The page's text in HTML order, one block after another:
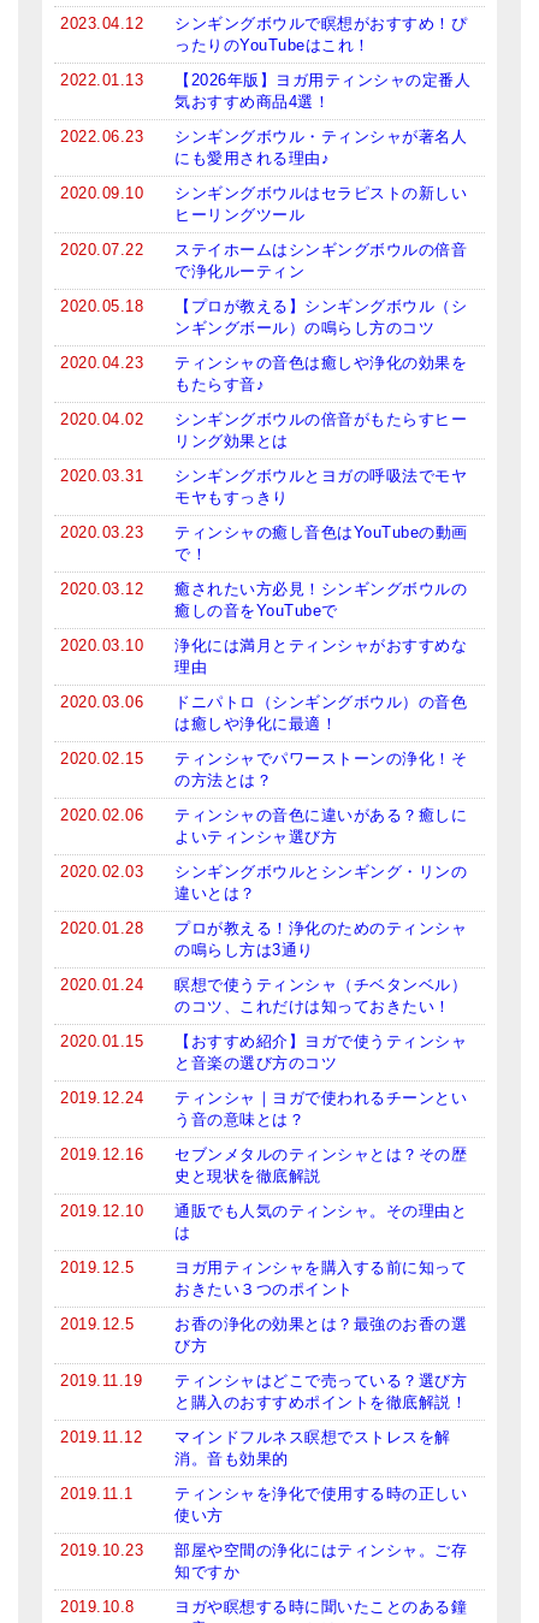
亡命チベット人尼僧のお守り・チャーム
チベット・マントラ・ヒーリングCD
ギフトラッピング
シンギングボウル講座
倍音呼吸法レッスン
上級講座
ビギナー講師・養成講座
アマナマナとは
About Us
お客様の声
ブログ
特商法の表記
2023.04.12
シンギングボウルで瞑想がおすすめ！ぴ
ったりのYouTubeはこれ！
2022.01.13
【2026年版】ヨガ用ティンシャの定番人
気おすすめ商品4選！
2022.06.23
シンギングボウル・ティンシャが著名人
にも愛用される理由♪
2020.09.10
シンギングボウルはセラピストの新しい
ヒーリングツール
2020.07.22
ステイホームはシンギングボウルの倍音
で浄化ルーティン
2020.05.18
【プロが教える】シンギングボウル（シ
ンギングボール）の鳴らし方のコツ
2020.04.23
ティンシャの音色は癒しや浄化の効果を
もたらす音♪
2020.04.02
シンギングボウルの倍音がもたらすヒー
リング効果とは
2020.03.31
シンギングボウルとヨガの呼吸法でモヤ
モヤもすっきり
2020.03.23
ティンシャの癒し音色はYouTubeの動画
で！
2020.03.12
癒されたい方必見！シンギングボウルの
癒しの音をYouTubeで
2020.03.10
浄化には満月とティンシャがおすすめな
理由
2020.03.06
ドニパトロ（シンギングボウル）の音色
は癒しや浄化に最適！
2020.02.15
ティンシャでパワーストーンの浄化！そ
の方法とは？
2020.02.06
ティンシャの音色に違いがある？癒しに
よいティンシャ選び方
2020.02.03
シンギングボウルとシンギング・リンの
違いとは？
2020.01.28
プロが教える！浄化のためのティンシャ
の鳴らし方は3通り
2020.01.24
瞑想で使うティンシャ（チベタンベル）
のコツ、これだけは知っておきたい！
2020.01.15
【おすすめ紹介】ヨガで使うティンシャ
と音楽の選び方のコツ
2019.12.24
ティンシャ｜ヨガで使われるチーンとい
う音の意味とは？
2019.12.16
セブンメタルのティンシャとは？その歴
史と現状を徹底解説
2019.12.10
通販でも人気のティンシャ。その理由と
は
2019.12.5
ヨガ用ティンシャを購入する前に知って
おきたい３つのポイント
2019.12.5
お香の浄化の効果とは？最強のお香の選
び方
2019.11.19
ティンシャはどこで売っている？選び方
と購入のおすすめポイントを徹底解説！
2019.11.12
マインドフルネス瞑想でストレスを解
消。音も効果的
2019.11.1
ティンシャを浄化で使用する時の正しい
使い方
2019.10.23
部屋や空間の浄化にはティンシャ。ご存
知ですか
2019.10.8
ヨガや瞑想する時に聞いたことのある鐘